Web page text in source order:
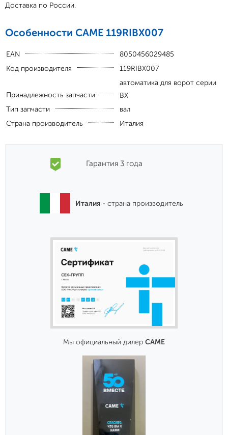
Доставка по России.
Особенности CAME 119RIBX007
EAN
8050456029485
Код производителя
119RIBX007
Принадлежность запчасти
автоматика для ворот серии
BX
Тип запчасти
вал
Страна производитель
Италия
Гарантия 3 года
Италия - страна производитель
Мы официальный дилер CAME